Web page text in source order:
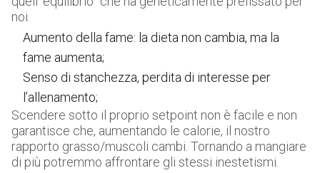
noi.
Aumento della fame: la dieta non cambia, ma la
fame aumenta;
Senso di stanchezza, perdita di interesse per
l’allenamento;
Scendere sotto il proprio setpoint non è facile e non
garantisce che, aumentando le calorie, il nostro
rapporto grasso/muscoli cambi. Tornando a mangiare
di più potremmo affrontare gli stessi inestetismi.